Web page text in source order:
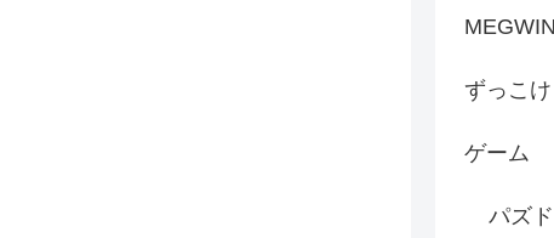
ずっこけ
ゲーム
パズ